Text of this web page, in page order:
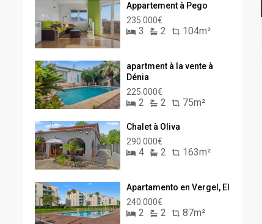
Appartement à Pego
235.000€
3 2 104m²
apartment à la vente à
Dénia
225.000€
2 2 75m²
Chalet à Oliva
290.000€
4 2 163m²
Apartamento en Vergel, El
240.000€
2 2 87m²